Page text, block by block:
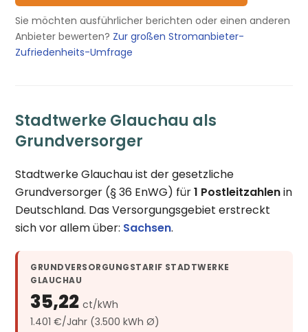
Sie möchten ausführlicher berichten oder einen anderen
Anbieter bewerten? Zur großen Stromanbieter-
Zufriedenheits-Umfrage
Stadtwerke Glauchau als
Grundversorger
Stadtwerke Glauchau ist der gesetzliche
Grundversorger (§ 36 EnWG) für1 Postleitzahlenin
Deutschland. Das Versorgungsgebiet erstreckt
sich vor allem über: Sachsen.
GRUNDVERSORGUNGSTARIF STADTWERKE
GLAUCHAU
35,22ct/kWh
1.401 €/Jahr (3.500 kWh Ø)